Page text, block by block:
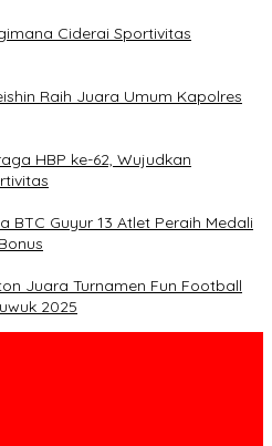
Ciderai Sportivitas
Raih Juara Umum Kapolres
HBP ke-62, Wujudkan
BTC Guyur 13 Atlet Peraih Medali
Juara Turnamen Fun Football
2025